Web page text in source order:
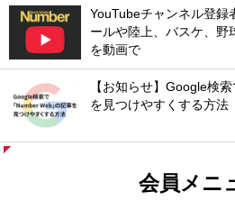
YouTubeチャンネル登録
ールや陸上、バスケ、野
を動画で
【お知らせ】Google検
を見つけやすくする方法
会員メニ